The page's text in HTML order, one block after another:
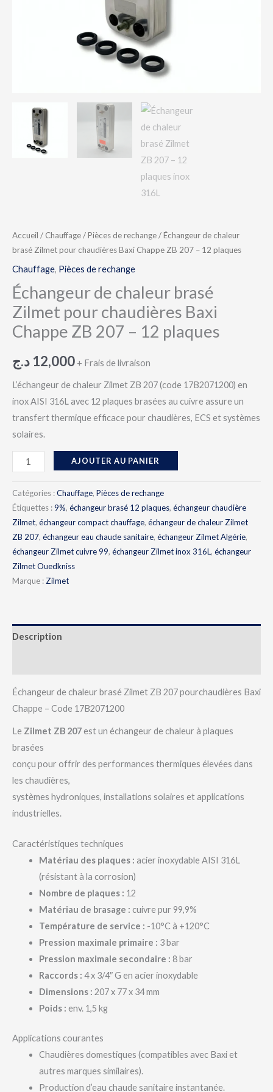
Accueil / Chauffage/Pièces de rechange/ Échangeur de chaleur
brasé Zilmet pour chaudières Baxi Chappe ZB 207 – 12 plaques
Chauffage, Pièces de rechange
Échangeur de chaleur brasé
Zilmet pour chaudières Baxi
Chappe ZB 207 – 12 plaques
12,000 د.ج + Frais de livraison
L’échangeur de chaleur Zilmet ZB 207 (code 17B2071200) en
inox AISI 316L avec 12 plaques brasées au cuivre assure un
transfert thermique efficace pour chaudières, ECS et systèmes
solaires.
AJOUTER AU PANIER
Catégories :Chauffage, Pièces de rechange
Étiquettes :9%, échangeur brasé 12 plaques, échangeur chaudière
Zilmet, échangeur compact chauffage, échangeur de chaleur Zilmet
ZB 207, échangeur eau chaude sanitaire, échangeur Zilmet Algérie,
échangeur Zilmet cuivre 99, échangeur Zilmet inox 316L, échangeur
Zilmet Ouedkniss
Marque :Zilmet
Description
Échangeur de chaleur brasé Zilmet ZB 207 pourchaudières Baxi
Chappe – Code 17B2071200
Le Zilmet ZB 207est un échangeur de chaleur à plaques
brasées
conçu pour offrir des performances thermiques élevées dans
les chaudières,
systèmes hydroniques, installations solaires et applications
industrielles.
Caractéristiques techniques
Matériau des plaques : acier inoxydable AISI 316L
(résistant à la corrosion)
Nombre de plaques : 12
Matériau de brasage : cuivre pur 99,9%
Température de service : -10°C à +120°C
Pression maximale primaire : 3 bar
Pression maximale secondaire : 8 bar
Raccords : 4 x 3/4″ G en acier inoxydable
Dimensions : 207 x 77 x 34 mm
Poids : env. 1,5 kg
Applications courantes
Chaudières domestiques (compatibles avec Baxi et
autres marques similaires).
Production d’eau chaude sanitaire instantanée.